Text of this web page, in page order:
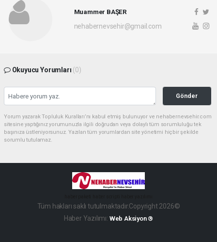
Muammer BAŞER
nehabernevsehir@gmail.com
Okuyucu Yorumları (0)
Gönder
Yorum yazarak Topluluk Kuralları’nı kabul etmiş bulunuyor ve nehabernevsehir.com
sitesine yaptığınız yorumunuzla ilgili doğrudan veya dolaylı tüm sorumluluğu tek
başınıza üstleniyorsunuz. Yazılan tüm yorumlardan site yönetimi hiçbir şekilde
sorumlu tutulamaz.
Tüm hakları saklı tutulmaktadır.Copyright 2026©
Haber Yazılımı: Web Aksiyon ®